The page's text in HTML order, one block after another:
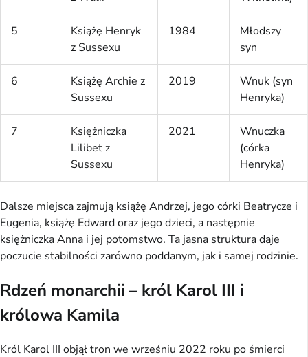
5
Książę Henryk
z Sussexu
1984
Młodszy
syn
6
Książę Archie z
Sussexu
2019
Wnuk (syn
Henryka)
7
Księżniczka
Lilibet z
Sussexu
2021
Wnuczka
(córka
Henryka)
Dalsze miejsca zajmują książę Andrzej, jego córki Beatrycze i
Eugenia, książę Edward oraz jego dzieci, a następnie
księżniczka Anna i jej potomstwo. Ta jasna struktura daje
poczucie stabilności zarówno poddanym, jak i samej rodzinie.
Rdzeń monarchii – król Karol III i
królowa Kamila
Król Karol III objął tron we wrześniu 2022 roku po śmierci